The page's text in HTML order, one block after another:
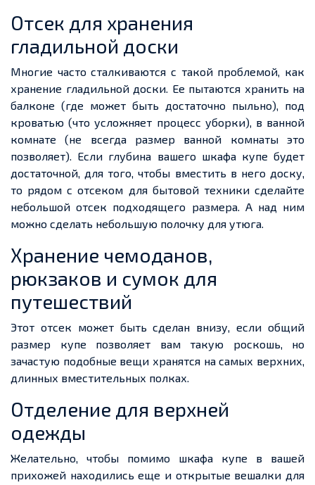
Отсек для хранения
гладильной доски
Многие часто сталкиваются с такой проблемой, как
хранение гладильной доски. Ее пытаются хранить на
балконе (где может быть достаточно пыльно), под
кроватью (что усложняет процесс уборки), в ванной
комнате (не всегда размер ванной комнаты это
позволяет). Если глубина вашего шкафа купе будет
достаточной, для того, чтобы вместить в него доску,
то рядом с отсеком для бытовой техники сделайте
небольшой отсек подходящего размера. А над ним
можно сделать небольшую полочку для утюга.
Хранение чемоданов,
рюкзаков и сумок для
путешествий
Этот отсек может быть сделан внизу, если общий
размер купе позволяет вам такую роскошь, но
зачастую подобные вещи хранятся на самых верхних,
длинных вместительных полках.
Отделение для верхней
одежды
Желательно, чтобы помимо шкафа купе в вашей
прихожей находились еще и открытые вешалки для